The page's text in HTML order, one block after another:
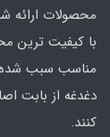
محصولات ارائه
با کیفیت‌ ترین
مناسب سبب شده
دغدغه از بابت
کنند.